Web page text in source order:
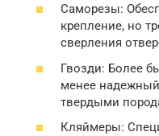
Саморезы:
крепление, но
сверления
Гвозди: Более
менее
твердыми
Кляймеры: